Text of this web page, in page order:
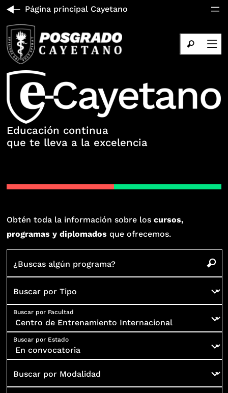
Página principal Cayetano
Educación continua
que te lleva a la excelencia
Obtén toda la información sobre loscursos,
programas y diplomados que ofrecemos.
¿Buscas algún programa?
Buscar por Tipo
Buscar por Facultad
Buscar por Estado
Buscar por Modalidad